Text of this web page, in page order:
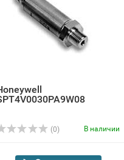
(0) В наличии